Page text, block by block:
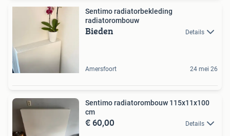
Sentimo radiatorbekleding
radiatorombouw
Bieden Details
Amersfoort 24 mei 26
Sentimo radiatorombouw 115x11x100
cm
€ 60,00 Details